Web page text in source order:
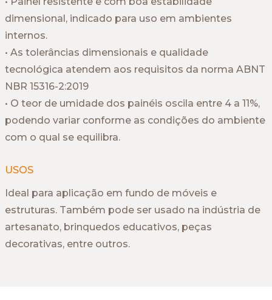
dimensional, indicado para uso em ambientes
internos.
• As tolerâncias dimensionais e qualidade
tecnológica atendem aos requisitos da norma ABNT
NBR 15316-2:2019
• O teor de umidade dos painéis oscila entre 4 a 11%,
podendo variar conforme as condições do ambiente
com o qual se equilibra.
USOS
Ideal para aplicação em fundo de móveis e
estruturas. Também pode ser usado na indústria de
artesanato, brinquedos educativos, peças
decorativas, entre outros.